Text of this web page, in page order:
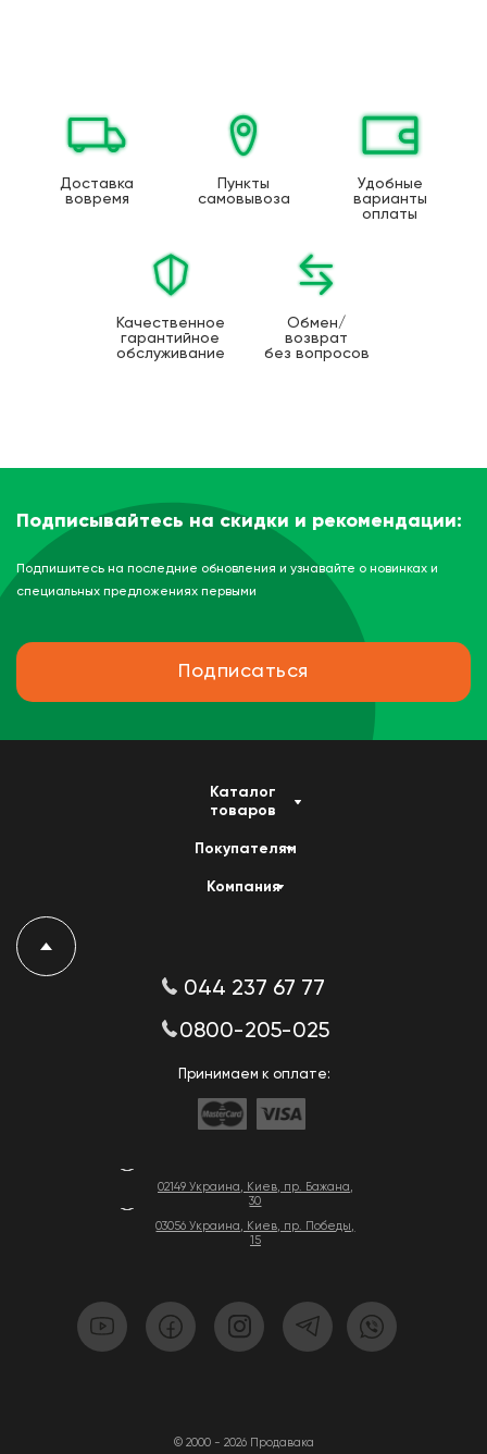
Доставка
вовремя
Пункты
самовывоза
Удобные
варианты
оплаты
Качественное
гарантийное
обслуживание
Обмен/
возврат
без вопросов
Подписывайтесь на скидки и рекомендации:
Подпишитесь на последние обновления и узнавайте о новинках и
специальных предложениях первыми
Подписаться
02149 Украина, Киев, пр. Бажана,
30
03056 Украина, Киев, пр. Победы,
15
© 2000 - 2026 Продавака
Каталог
товаров
Покупателям
Компания
044 237 67 77
0800-205-025
Принимаем к оплате: